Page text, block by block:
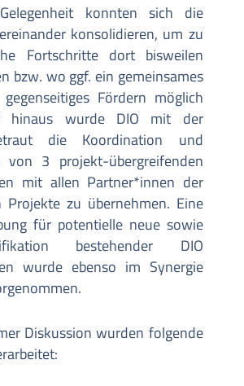
konnten sich die
konsolidieren, um zu
Fortschritte dort bisweilen
bzw. wo ggf. ein gemeinsames
Fördern möglich
hinaus wurde DIO mit der
die Koordination und
von 3 projekt-übergreifenden
mit allen Partner*innen der
Projekte zu übernehmen. Eine
für potentielle neue sowie
bestehender DIO
wurde ebenso im Synergie
Diskussion wurden folgende